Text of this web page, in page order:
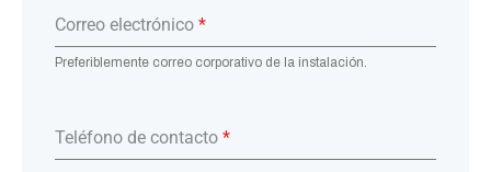
Correo electrónico *
Preferiblemente correo corporativo de la instalación.
Teléfono de contacto *